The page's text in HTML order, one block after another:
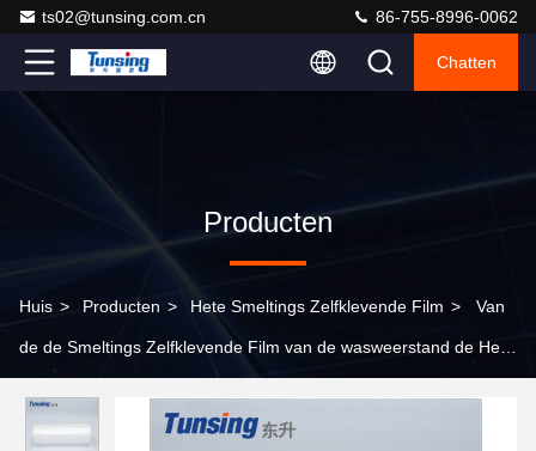
ts02@tunsing.com.cn 86-755-8996-0062
Chatten
Producten
Huis > Producten > Hete Smeltings Zelfklevende Film > Van
de de Smeltings Zelfklevende Film van de wasweerstand de Hete